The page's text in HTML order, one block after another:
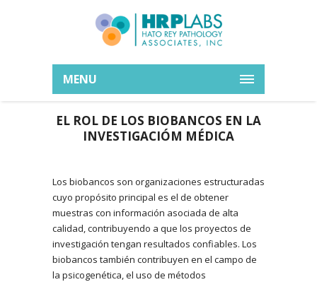
MENU
EL ROL DE LOS BIOBANCOS EN LA
INVESTIGACIÓM MÉDICA
Los biobancos son organizaciones estructuradas
cuyo propósito principal es el de obtener
muestras con información asociada de alta
calidad, contribuyendo a que los proyectos de
investigación tengan resultados confiables. Los
biobancos también contribuyen en el campo de
la psicogenética, el uso de métodos